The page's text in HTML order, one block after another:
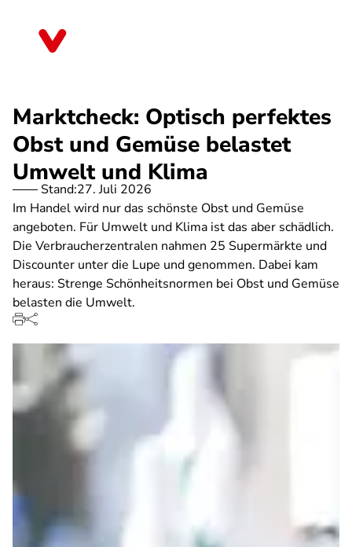
Marktcheck: Optisch perfektes
Obst und Gemüse belastet
Umwelt und Klima
Stand:27. Juli 2026
Im Handel wird nur das schönste Obst und Gemüse
angeboten. Für Umwelt und Klima ist das aber schädlich.
Die Verbraucherzentralen nahmen 25 Supermärkte und
Discounter unter die Lupe und genommen. Dabei kam
heraus: Strenge Schönheitsnormen bei Obst und Gemüse
belasten die Umwelt.